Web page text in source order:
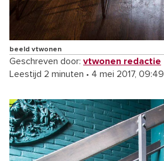
beeld vtwonen
Geschreven door: vtwonen redactie
Leestijd 2 minuten • 4 mei 2017, 09:49